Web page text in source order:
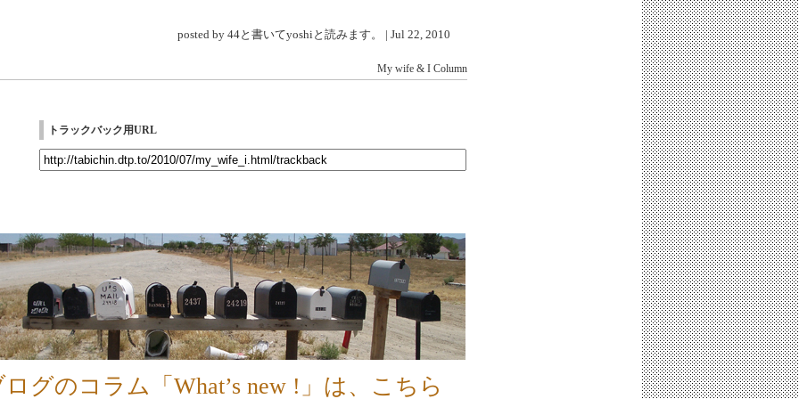
posted by 44と書いてyoshiと読みます。 | Jul 22, 2010
My wife & I Column
トラックバック用URL
グのコラム「What’s new !」は、こちら